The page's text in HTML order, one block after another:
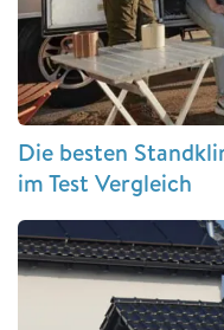
Die besten
im Test Vergleich